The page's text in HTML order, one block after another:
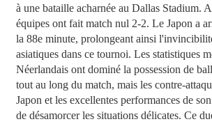
à une bataille acharnée au Dallas Stadium.
équipes ont fait match nul 2-2. Le Japon a
la 88e minute, prolongeant ainsi
asiatiques dans ce tournoi. Les statistiques
Néerlandais ont dominé la possession de
tout au long du match, mais les contre-
Japon et les excellentes performances de
de désamorcer les situations délicates. Ce